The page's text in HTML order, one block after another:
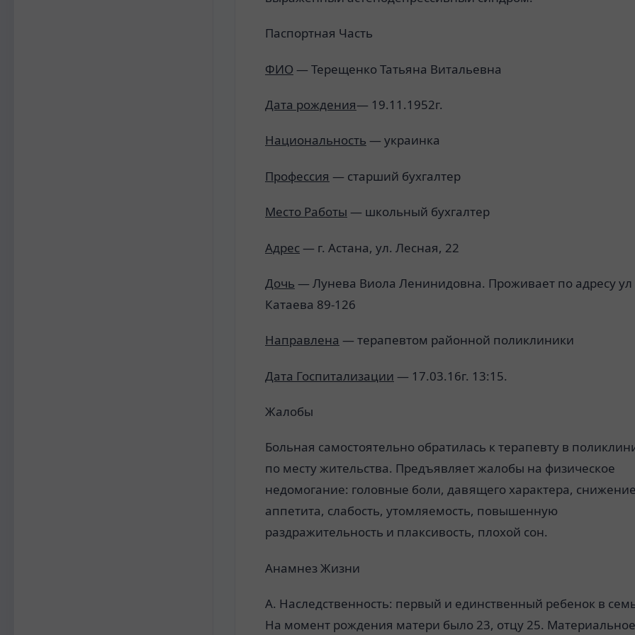
Паспортная Часть
ФИО — Терещенко Татьяна Витальевна
Дата рождения— 19.11.1952г.
Национальность — украинка
Профессия — старший бухгалтер
Место Работы — школьный бухгалтер
Адрес— г. Астана, ул. Лесная, 22
Дочь — Лунева Виола Ленинидовна. Проживает по адресу ул
Катаева 89-126
Направлена — терапевтом районной поликлиники
Дата Госпитализации — 17.03.16г. 13:15.
Жалобы
Больная самостоятельно обратилась к терапевту в
по месту жительства. Предъявляет жалобы на физическое
недомогание: головные боли, давящего характера, снижение
аппетита, слабость, утомляемость, повышенную
раздражительность и плаксивость, плохой сон.
Анамнез Жизни
А. Наследственность: первый и единственный ребенок в
На момент рождения матери было 23, отцу 25. Материальное